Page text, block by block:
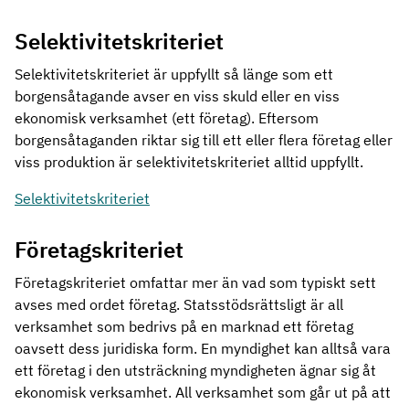
Selektivitetskriteriet
Selektivitetskriteriet är uppfyllt så länge som ett
borgensåtagande avser en viss skuld eller en viss
ekonomisk verksamhet (ett företag). Eftersom
borgensåtaganden riktar sig till ett eller flera företag eller
viss produktion är selektivitetskriteriet alltid uppfyllt.
Selektivitetskriteriet
Företagskriteriet
Företagskriteriet omfattar mer än vad som typiskt sett
avses med ordet företag. Statsstödsrättsligt är all
verksamhet som bedrivs på en marknad ett företag
oavsett dess juridiska form. En myndighet kan alltså vara
ett företag i den utsträckning myndigheten ägnar sig åt
ekonomisk verksamhet. All verksamhet som går ut på att